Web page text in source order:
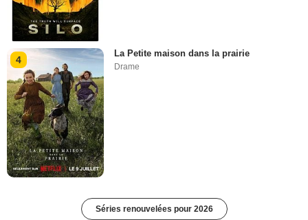
4
La Petite maison dans la prairie
Drame
Séries renouvelées pour 2026